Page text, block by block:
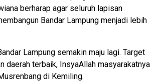
berharap agar seluruh lapisan
Bandar Lampung menjadi lebih
Lampung semakin maju lagi. Target
daerah terbaik, InsyaAllah masyarakatnya
di Kemiling.